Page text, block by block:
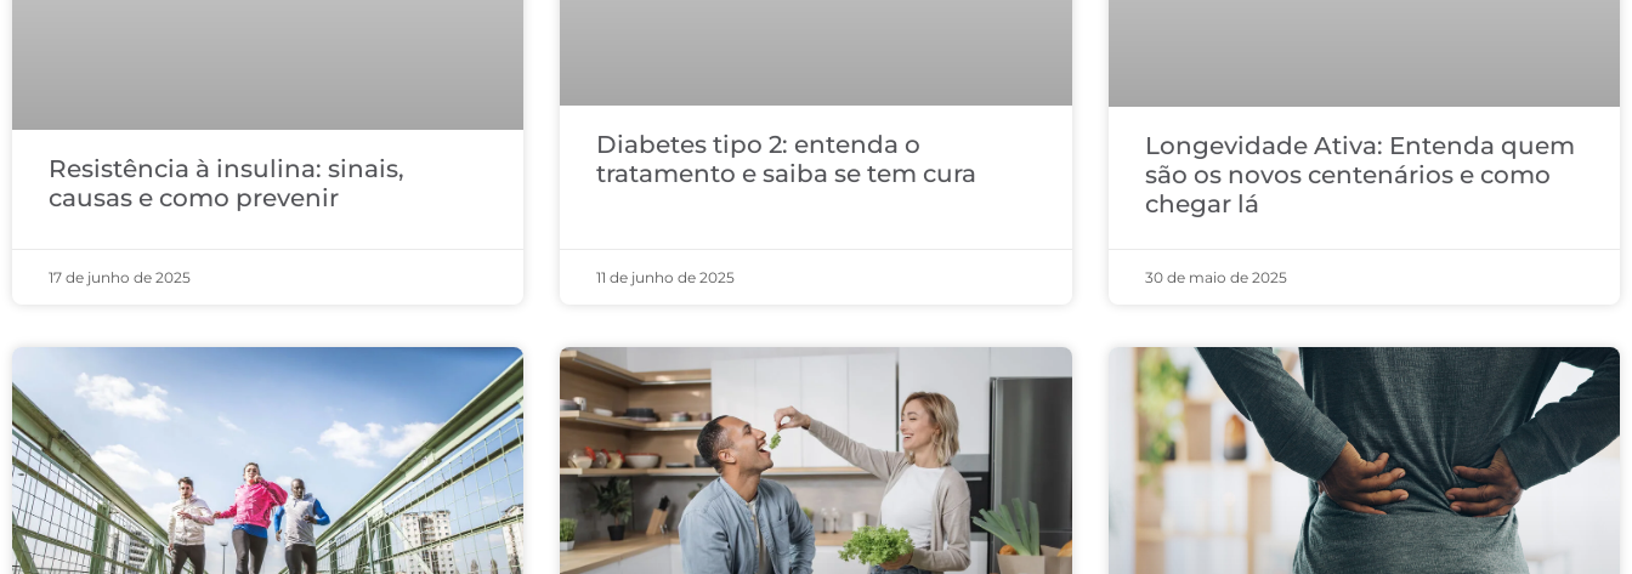
Resistência à insulina: sinais,
causas e como prevenir
17 de junho de 2025
Diabetes tipo 2: entenda o
tratamento e saiba se tem cura
11 de junho de 2025
Longevidade Ativa: Entenda quem
são os novos centenários e como
chegar lá
30 de maio de 2025